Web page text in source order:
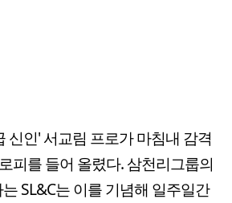
신인' 서교림 프로가 마침내 감격
피를 들어 올렸다. 삼천리그룹의
SL&C는 이를 기념해 일주일간